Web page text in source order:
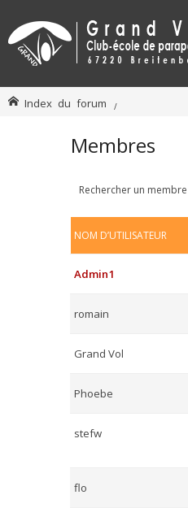
Index du forum
Membres
Rechercher un membre
NOM D’UTILISATEUR
Admin1
romain
Grand Vol
Phoebe
stefw
flo